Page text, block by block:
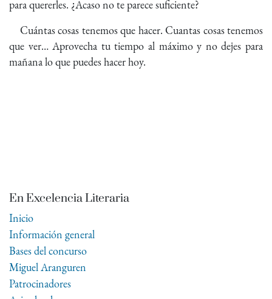
para quererles. ¿Acaso no te parece suficiente?
Cuántas cosas tenemos que hacer. Cuantas cosas tenemos
que ver… Aprovecha tu tiempo al máximo y no dejes para
mañana lo que puedes hacer hoy.
En Excelencia Literaria
Inicio
Información general
Bases del concurso
Miguel Aranguren
Patrocinadores